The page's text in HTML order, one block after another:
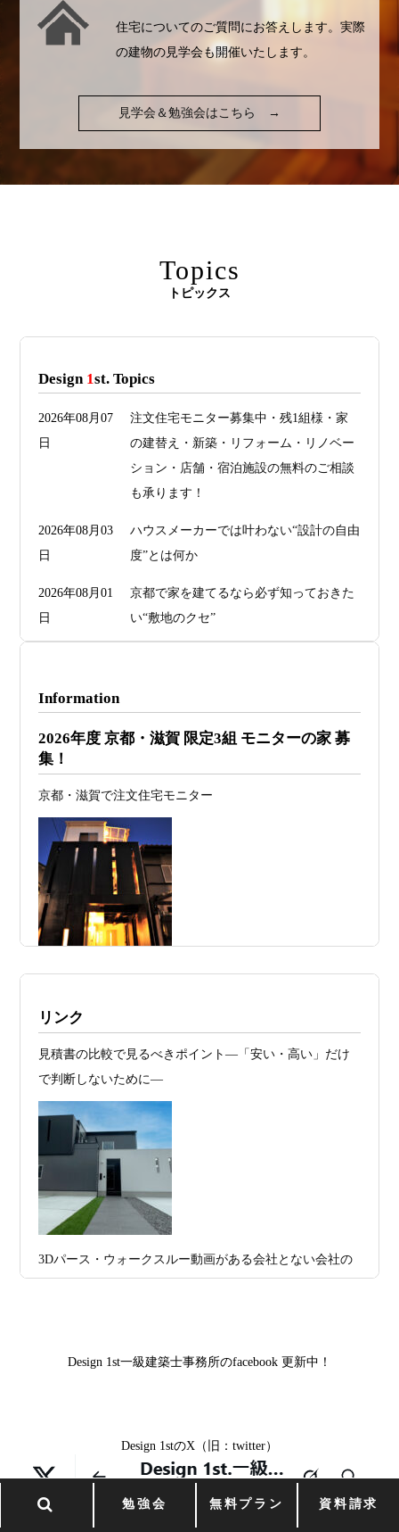
勉強会 無料プラン 資料請求
住宅についてのご質問にお答えします。実際
の建物の見学会も開催いたします。
見学会＆勉強会はこちら →
Topics
トピックス
Design 1st. Topics
2026年08月07
日
注文住宅モニター募集中・残1組様・家
の建替え・新築・リフォーム・リノベー
ション・店舗・宿泊施設の無料のご相談
も承ります！
2026年08月03
日
ハウスメーカーでは叶わない“設計の自由
度”とは何か
2026年08月01
日
京都で家を建てるなら必ず知っておきた
い“敷地のクセ”
2026年07月26
日
予算オーバーを防ぐ方法 ― デザインフ
ァーススト一級建築士事務所が考える“設
2026年07月24
旗竿地・狭小地は「土地代が安い＝お
得」ではない ―道路が狭い京都・滋賀で
こそ知っておくべき“建築費が上がる理
由”―
2026年07月23
日
予算が限られていても“美しい家”はつく
れる 削るべき場所・残すべき場所をどう
日
RC風デザインを実現するための設計戦略
デザイン住宅
2026年07月11
日
京都・滋賀で注文住宅を建てるなら、建
プラン、相談・3D設計で理想の家づくり
日
由なのか
家”を特別価格で体験できる最後のチャン
る。 建築士の無料相談会実施中！
2026年07月01
日
古い間取りを現代の暮らしに合わせる設
計術
Information
2026年度 京都・滋賀 限定3組 モニターの家 募
集！
京都・滋賀で注文住宅モニター
施工例・京都市北区・ハイクラスの家1UP
多数お問合せありがとうございました。2021～
2025年度 京都・滋賀の注文住宅モニター募
お問合せ有難う御座いました。京都市北区I様,京都市中京
区K様,京都市右京区S様,滋賀県大津市T様,京都市中京区A
様,京都市山科区E様,滋賀県大津市S様,滋賀県草津市D様,
京都市中京区M様,京都市北区M様,京都市上京区T様,京都
市中京区E様,滋賀県大津市T様,滋賀県大津市A様,京都市
山科区Y様,京都市中京区I様,京都市山科区D様,滋賀県草津
市S様,京都市北区A様,京都府宇治市I様,京都市中京区N様,
京区H様,京都府宇治市M様,京都市中京区I様,京都府宇治市
中京区T様,京都市北区H様,京都市上京区S様,京都市北区T
様,京都市左京区F様,滋賀県大津市K様,京都市右京区T様,
京都市南区S様,京都市北区O様
リンク
見積書の比較で見るべきポイント―「安い・高い」だけ
で判断しないために―
3Dパース・ウォークスルー動画がある会社とない会社の
しない住まいづくり”を実現するために ―
Design 1st一級建築士事務所のfacebook 更新中！
Design 1stのX（旧：twitter）